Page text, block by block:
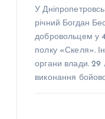
У
річний Богдан
добровольцем у
полку «Скеля».
органи влади. 29
виконання